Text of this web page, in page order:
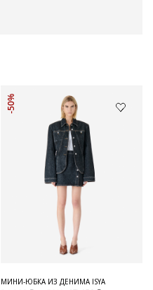
-50%
МИНИ-ЮБКА ИЗ ДЕНИМА ISYA